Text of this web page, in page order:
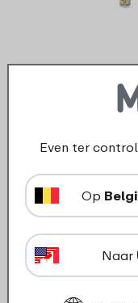
Stapelkorting
Even ter
Op
Naar